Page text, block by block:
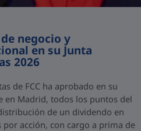
negocio y
en su Junta
2026
de FCC ha aprobado en su
en Madrid, todos los puntos del
de un dividendo en
acción, con cargo a prima de